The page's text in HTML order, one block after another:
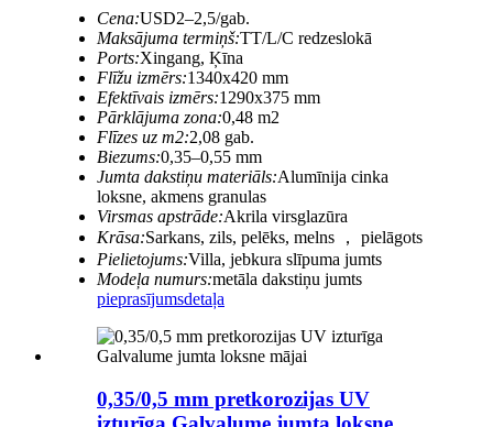
Cena:USD2–2,5/gab.
Maksājuma termiņš:TT/L/C redzeslokā
Ports:Xingang, Ķīna
Flīžu izmērs:1340x420 mm
Efektīvais izmērs:1290x375 mm
Pārklājuma zona:0,48 m2
Flīzes uz m2:2,08 gab.
Biezums:0,35–0,55 mm
Jumta dakstiņu materiāls:Alumīnija cinka
loksne, akmens granulas
Virsmas apstrāde:Akrila virsglazūra
Krāsa:Sarkans, zils, pelēks, melns ， pielāgots
Pielietojums:Villa, jebkura slīpuma jumts
Modeļa numurs:metāla dakstiņu jumts
pieprasījumsdetaļa
0,35/0,5 mm pretkorozijas UV